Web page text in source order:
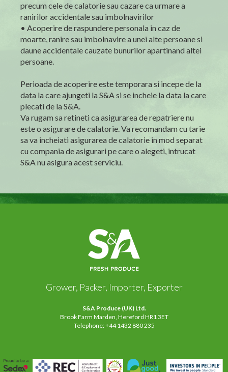
precum cele de calatorie sau cazare ca urmare a
ranirilor accidentale sau imbolnavirilor
• Acoperire de raspundere personala in caz de
moarte, ranire sau imbolnavire a unei alte persoane si
daune accidentale cauzate bunurilor apartinand altei
persoane.
Perioada de acoperire este temporara si incepe de la
data la care ajungeti la S&A si se incheie la data la care
plecati de la S&A.
Va rugam sa retineti ca asigurarea de repatriere nu
este o asigurare de calatorie. Va recomandam cu tarie
sa va incheiati asigurarea de calatorie in mod separat
cu compania de asigurari pe care o alegeti, intrucat
S&A nu asigura acest serviciu.
Grower, Packer, Importer, Exporter
S&A Produce (UK) Ltd.
Brook Farm Marden, Hereford HR1 3ET
Telephone: +44 1432 880 235